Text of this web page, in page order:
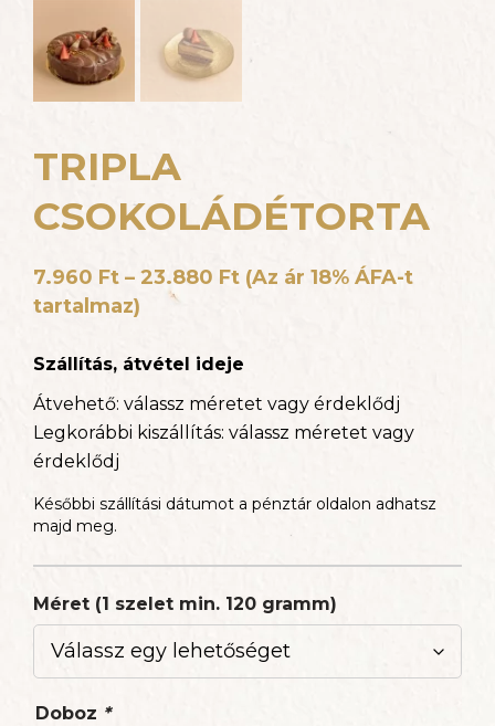
TRIPLA
CSOKOLÁDÉTORTA
7.960 Ft – 23.880 Ft (Az ár 18% ÁFA-t
tartalmaz)
Szállítás, átvétel ideje
Átvehető: válassz méretet vagy érdeklődj
Legkorábbi kiszállítás: válassz méretet vagy
érdeklődj
Későbbi szállítási dátumot a pénztár oldalon adhatsz
majd meg.
Méret (1 szelet min. 120 gramm)
Doboz *